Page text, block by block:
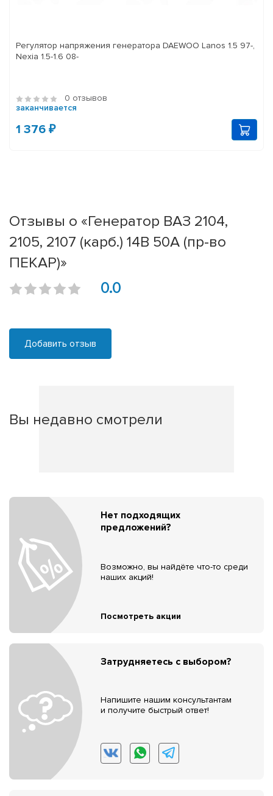
Регулятор напряжения генератора DAEWOO Lanos 1.5 97-,
Nexia 1.5-1.6 08-
0 отзывов
заканчивается
1 376 ₽
Отзывы о «Генератор ВАЗ 2104,
2105, 2107 (карб.) 14В 50А (пр-во
ПЕКАР)»
0.0
Добавить отзыв
Вы недавно смотрели
Нет подходящих
предложений?
Возможно, вы найдёте что-то среди
наших акций!
Посмотреть акции
Затрудняетесь с выбором?
Напишите нашим консультантам
и получите быстрый ответ!